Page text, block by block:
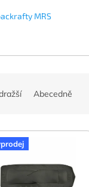
MRS
Abecedně